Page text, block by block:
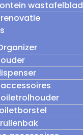
wastafelblad